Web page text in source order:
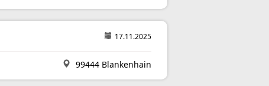
17.11.2025
99444 Blankenhain